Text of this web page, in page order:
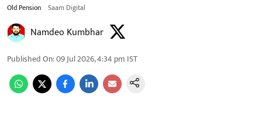
Old Pension Saam Digital
Namdeo Kumbhar
Published On:09 Jul 2026, 4:34 pm IST